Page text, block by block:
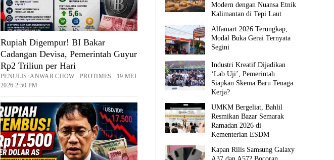
Rupiah Digempur! BI Bakar
Cadangan Devisa, Pemerintah Guyur
Rp2 Triliun per Hari
PENULIS: ANWAR CHOW PROTIMES 19 MEI
2026 2:50 PM
Modern dengan Nuansa Etnik
Kalimantan di Tepi Laut
Alfamart 2026 Terungkap,
Modal Buka Gerai Ternyata
Segini
Industri Kreatif Dijadikan
‘Lab Uji’, Pemerintah
Siapkan Skema Baru Tenaga
Kerja?
UMKM Bergeliat, Bahlil
Resmikan Bazar Semarak
Ramadan 2026 di
Kementerian ESDM
Kapan Rilis Samsung Galaxy